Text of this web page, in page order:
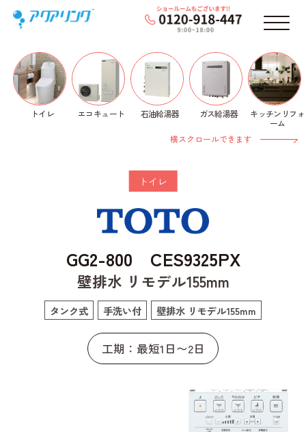
メニ
トイレ エコキュート 石油給湯器 ガス給湯器
キッチンリフォ
ーム
横スクロールできます
ホーム > トイレ>TOTO>GG-800
> GG2-800
トイレ
GG2-800 CES9325PX
壁排水 リモデル155mm
タンク式 手洗い付 壁排水 リモデル155mm
工期：最短1日〜2日